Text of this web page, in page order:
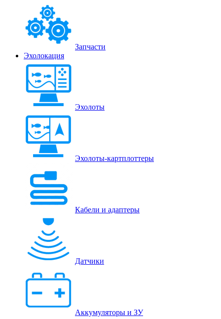
Запчасти
Эхолокация
Эхолоты
Эхолоты-картплоттеры
Кабели и адаптеры
Датчики
Аккумуляторы и ЗУ